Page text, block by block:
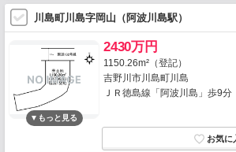
川島町川島字岡山（阿波川島駅）
2430万円
1150.26m²（登記）
吉野川市川島町川島
ＪＲ徳島線「阿波川島」歩9分